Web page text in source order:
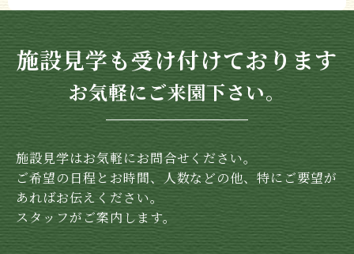
施設見学も受け付けております
お気軽にご来園下さい。
施設見学はお気軽にお問合せください。
ご希望の日程とお時間、人数などの他、特にご要望が
あればお伝えください。
スタッフがご案内します。